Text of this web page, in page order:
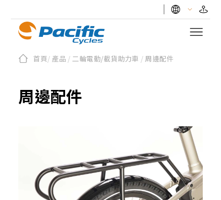
首頁/ 產品 / 二輪電動/載貨助力車 / 周邊配件
周邊配件